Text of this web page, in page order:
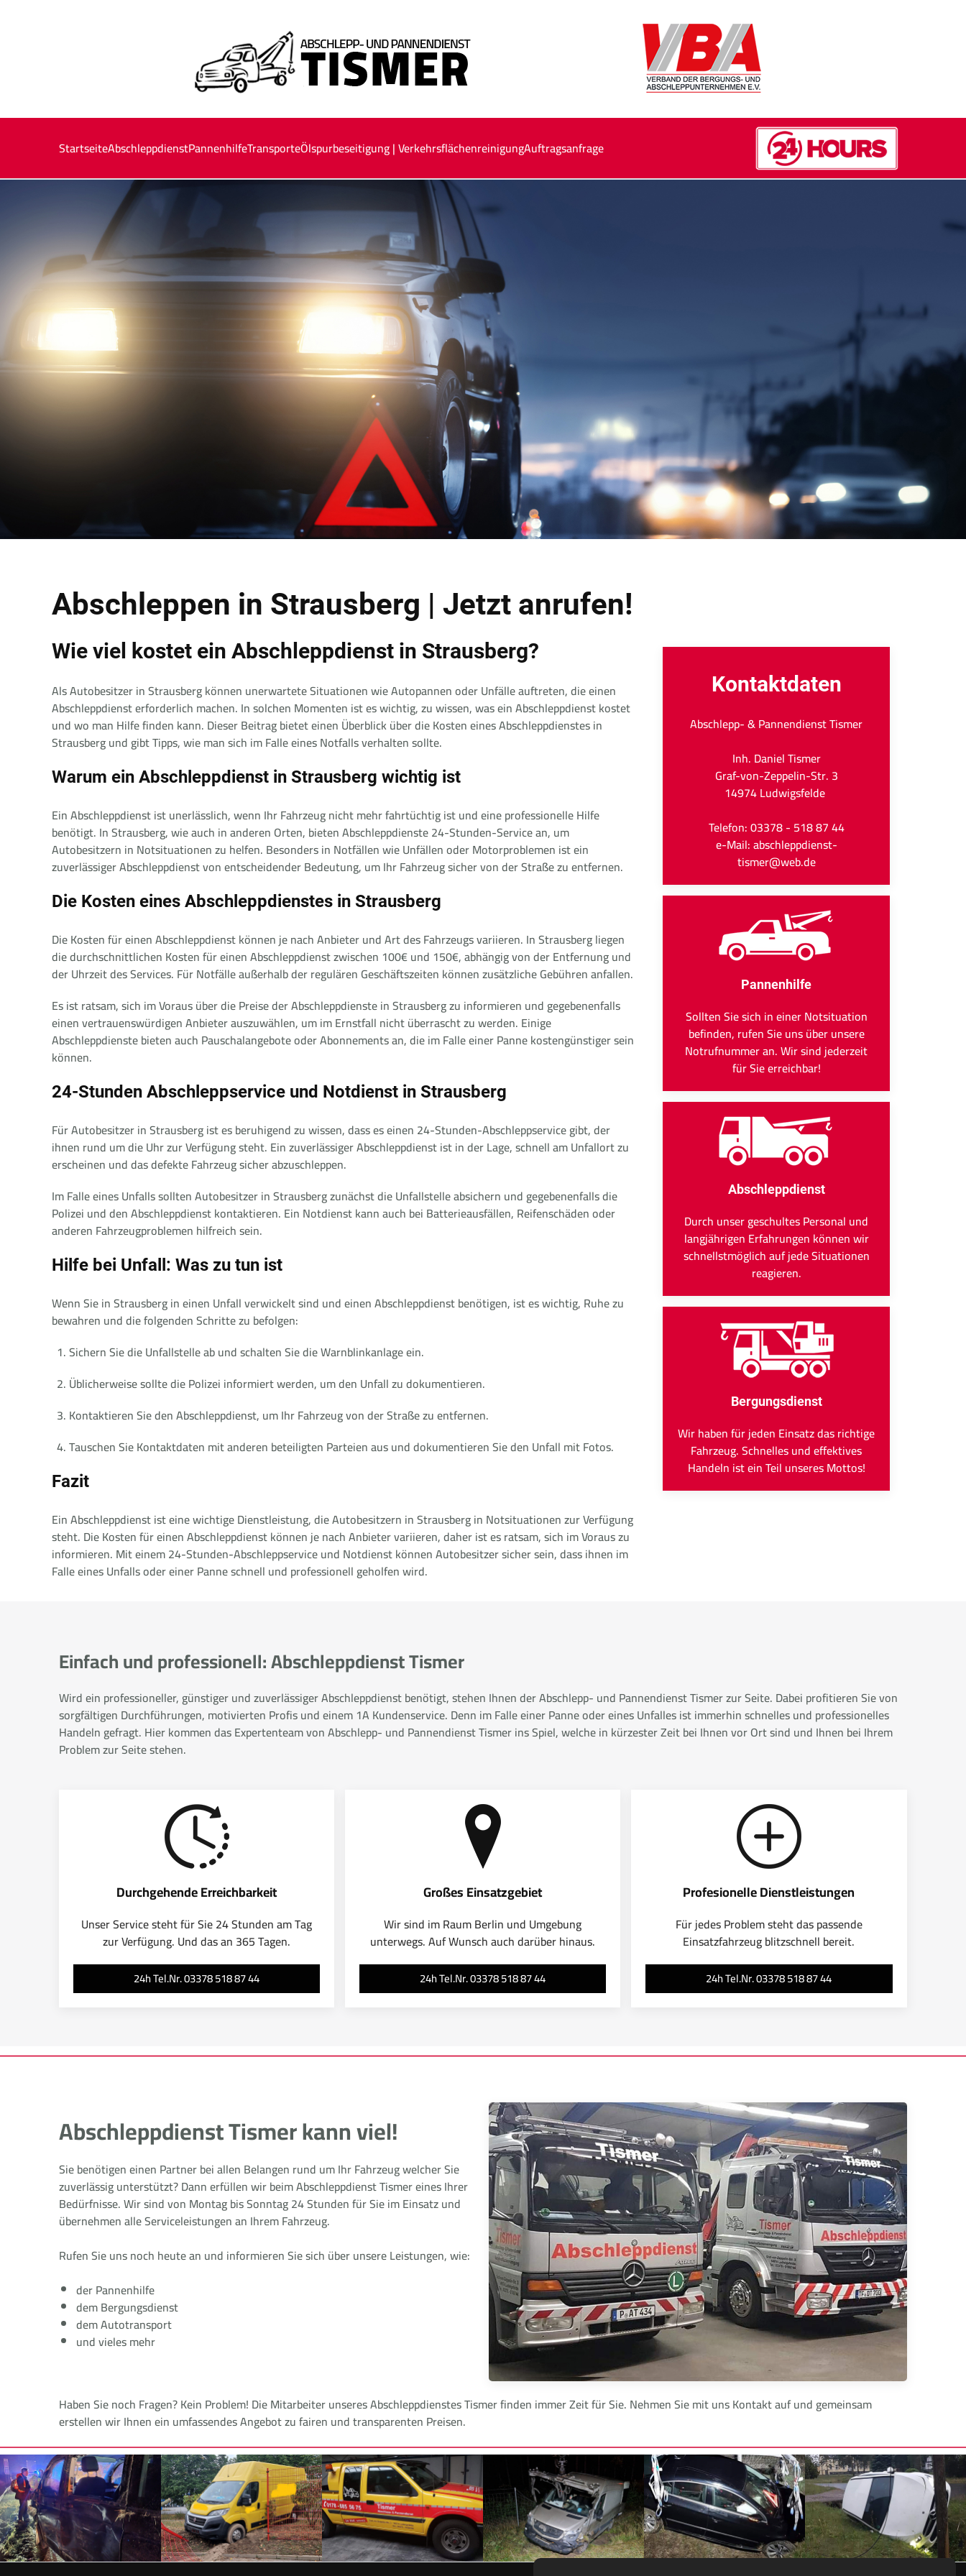
StartseiteAbschleppdienstPannenhilfeTransporteÖlspurbeseitigung | VerkehrsflächenreinigungAuftragsanfrage
Abschleppen in Strausberg | Jetzt anrufen!
Wie viel kostet ein Abschleppdienst in Strausberg?
Als Autobesitzer in Strausberg können unerwartete Situationen wie Autopannen oder Unfälle auftreten, die einen
Abschleppdienst erforderlich machen. In solchen Momenten ist es wichtig, zu wissen, was ein Abschleppdienst kostet
und wo man Hilfe finden kann. Dieser Beitrag bietet einen Überblick über die Kosten eines Abschleppdienstes in
Strausberg und gibt Tipps, wie man sich im Falle eines Notfalls verhalten sollte.
Warum ein Abschleppdienst in Strausberg wichtig ist
Ein Abschleppdienst ist unerlässlich, wenn Ihr Fahrzeug nicht mehr fahrtüchtig ist und eine professionelle Hilfe
benötigt. In Strausberg, wie auch in anderen Orten, bieten Abschleppdienste 24-Stunden-Service an, um
Autobesitzern in Notsituationen zu helfen. Besonders in Notfällen wie Unfällen oder Motorproblemen ist ein
zuverlässiger Abschleppdienst von entscheidender Bedeutung, um Ihr Fahrzeug sicher von der Straße zu entfernen.
Die Kosten eines Abschleppdienstes in Strausberg
Die Kosten für einen Abschleppdienst können je nach Anbieter und Art des Fahrzeugs variieren. In Strausberg liegen
die durchschnittlichen Kosten für einen Abschleppdienst zwischen 100€ und 150€, abhängig von der Entfernung und
der Uhrzeit des Services. Für Notfälle außerhalb der regulären Geschäftszeiten können zusätzliche Gebühren anfallen.
Es ist ratsam, sich im Voraus über die Preise der Abschleppdienste in Strausberg zu informieren und gegebenenfalls
einen vertrauenswürdigen Anbieter auszuwählen, um im Ernstfall nicht überrascht zu werden. Einige
Abschleppdienste bieten auch Pauschalangebote oder Abonnements an, die im Falle einer Panne kostengünstiger sein
können.
24-Stunden Abschleppservice und Notdienst in Strausberg
Für Autobesitzer in Strausberg ist es beruhigend zu wissen, dass es einen 24-Stunden-Abschleppservice gibt, der
ihnen rund um die Uhr zur Verfügung steht. Ein zuverlässiger Abschleppdienst ist in der Lage, schnell am Unfallort zu
erscheinen und das defekte Fahrzeug sicher abzuschleppen.
Im Falle eines Unfalls sollten Autobesitzer in Strausberg zunächst die Unfallstelle absichern und gegebenenfalls die
Polizei und den Abschleppdienst kontaktieren. Ein Notdienst kann auch bei Batterieausfällen, Reifenschäden oder
anderen Fahrzeugproblemen hilfreich sein.
Hilfe bei Unfall: Was zu tun ist
Wenn Sie in Strausberg in einen Unfall verwickelt sind und einen Abschleppdienst benötigen, ist es wichtig, Ruhe zu
bewahren und die folgenden Schritte zu befolgen:
Sichern Sie die Unfallstelle ab und schalten Sie die Warnblinkanlage ein.
Üblicherweise sollte die Polizei informiert werden, um den Unfall zu dokumentieren.
Kontaktieren Sie den Abschleppdienst, um Ihr Fahrzeug von der Straße zu entfernen.
Tauschen Sie Kontaktdaten mit anderen beteiligten Parteien aus und dokumentieren Sie den Unfall mit Fotos.
Fazit
Ein Abschleppdienst ist eine wichtige Dienstleistung, die Autobesitzern in Strausberg in Notsituationen zur Verfügung
steht. Die Kosten für einen Abschleppdienst können je nach Anbieter variieren, daher ist es ratsam, sich im Voraus zu
informieren. Mit einem 24-Stunden-Abschleppservice und Notdienst können Autobesitzer sicher sein, dass ihnen im
Falle eines Unfalls oder einer Panne schnell und professionell geholfen wird.
Kontaktdaten
Abschlepp- & Pannendienst Tismer
Inh. Daniel Tismer
Graf-von-Zeppelin-Str. 3
14974 Ludwigsfelde
Telefon: 03378 - 518 87 44
e-Mail: abschleppdienst-
tismer@web.de
Pannenhilfe
Sollten Sie sich in einer Notsituation
befinden, rufen Sie uns über unsere
Notrufnummer an. Wir sind jederzeit
für Sie erreichbar!
Abschleppdienst
Durch unser geschultes Personal und
langjährigen Erfahrungen können wir
schnellstmöglich auf jede Situationen
reagieren.
Bergungsdienst
Wir haben für jeden Einsatz das richtige
Fahrzeug. Schnelles und effektives
Handeln ist ein Teil unseres Mottos!
Einfach und professionell: Abschleppdienst Tismer
Wird ein professioneller, günstiger und zuverlässiger Abschleppdienst benötigt, stehen Ihnen der Abschlepp- und Pannendienst Tismer zur Seite. Dabei profitieren Sie von
sorgfältigen Durchführungen, motivierten Profis und einem 1A Kundenservice. Denn im Falle einer Panne oder eines Unfalles ist immerhin schnelles und professionelles
Handeln gefragt. Hier kommen das Expertenteam von Abschlepp- und Pannendienst Tismer ins Spiel, welche in kürzester Zeit bei Ihnen vor Ort sind und Ihnen bei Ihrem
Problem zur Seite stehen.
Durchgehende Erreichbarkeit
Unser Service steht für Sie 24 Stunden am Tag
zur Verfügung. Und das an 365 Tagen.
24h Tel.Nr. 03378 518 87 44
Großes Einsatzgebiet
Wir sind im Raum Berlin und Umgebung
unterwegs. Auf Wunsch auch darüber hinaus.
24h Tel.Nr. 03378 518 87 44
Profesionelle Dienstleistungen
Für jedes Problem steht das passende
Einsatzfahrzeug blitzschnell bereit.
24h Tel.Nr. 03378 518 87 44
Abschleppdienst Tismer kann viel!
Sie benötigen einen Partner bei allen Belangen rund um Ihr Fahrzeug welcher Sie
zuverlässig unterstützt? Dann erfüllen wir beim Abschleppdienst Tismer eines Ihrer
Bedürfnisse. Wir sind von Montag bis Sonntag 24 Stunden für Sie im Einsatz und
übernehmen alle Serviceleistungen an Ihrem Fahrzeug.
Rufen Sie uns noch heute an und informieren Sie sich über unsere Leistungen, wie:
der Pannenhilfe
dem Bergungsdienst
dem Autotransport
und vieles mehr
Haben Sie noch Fragen? Kein Problem! Die Mitarbeiter unseres Abschleppdienstes Tismer finden immer Zeit für Sie. Nehmen Sie mit uns Kontakt auf und gemeinsam
erstellen wir Ihnen ein umfassendes Angebot zu fairen und transparenten Preisen.